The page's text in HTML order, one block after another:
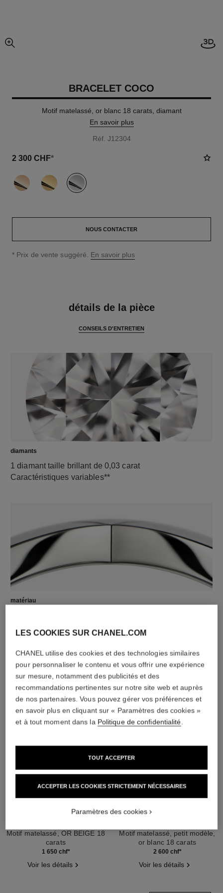
agrandissement
BRACELET COCO
Motif matelassé, or blanc 18 carats, diamant
En savoir plus
Réf. J12304
2 300 CHF*
variante (3)
NOUS CONTACTER
↩
* Prix de vente suggéré. En savoir plus
détails de la pièce
CONSEILS D'ENTRETIEN
diamants
1 diamant taille brillant de 0,03 carat
Caractéristiques variables**
matériau
DÉCOUVREZ AUSSI
Motif matelassé, OR BEIGE 18
carats
Réf. J123031 650 chf*
Voir les détails
Motif matelassé, petit modèle,
or blanc 18 carats
Réf. J123072 600 chf*
Voir les détails
LES COOKIES SUR CHANEL.COM
CHANEL utilise des cookies et des technologies similaires
pour personnaliser le contenu et vous offrir une expérience
sur mesure, notamment des publicités et des
recommandations pertinentes sur notre site web et auprès
de nos partenaires. Vous pouvez gérer vos préférences et
en savoir plus en cliquant sur « Paramètres des cookies »
et à tout moment dans la Politique de confidentialité.
ACCEPTER LES COOKIES STRICTEMENT NÉCESSAIRES
TOUT ACCEPTER
Paramètres des cookies